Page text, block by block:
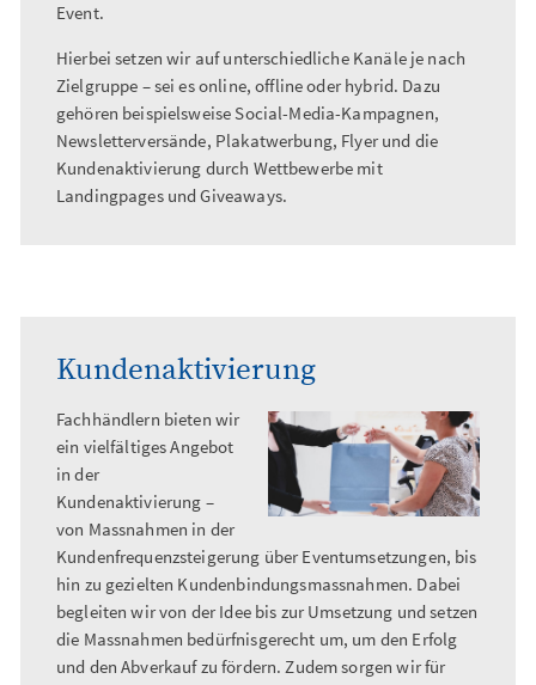
Event.
Hierbei setzen wir auf unterschiedliche Kanäle je nach
Zielgruppe – sei es online, offline oder hybrid. Dazu
gehören beispielsweise Social-Media-Kampagnen,
Newsletterversände, Plakatwerbung, Flyer und die
Kundenaktivierung durch Wettbewerbe mit
Landingpages und Giveaways.
Kundenaktivierung
Fachhändlern bieten wir
ein vielfältiges Angebot
in der
Kundenaktivierung –
von Massnahmen in der
Kundenfrequenzsteigerung über Eventumsetzungen, bis
hin zu gezielten Kundenbindungsmassnahmen. Dabei
begleiten wir von der Idee bis zur Umsetzung und setzen
die Massnahmen bedürfnisgerecht um, um den Erfolg
und den Abverkauf zu fördern. Zudem sorgen wir für